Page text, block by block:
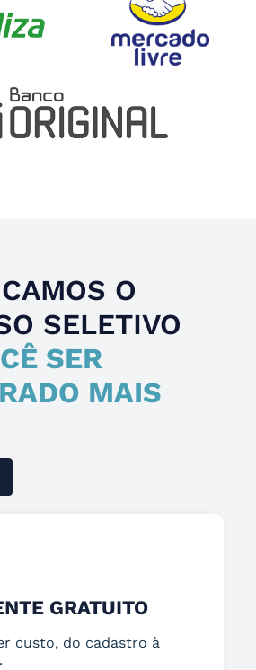
O
SELETIVO
SER
MAIS
GRATUITO
custo, do cadastro à